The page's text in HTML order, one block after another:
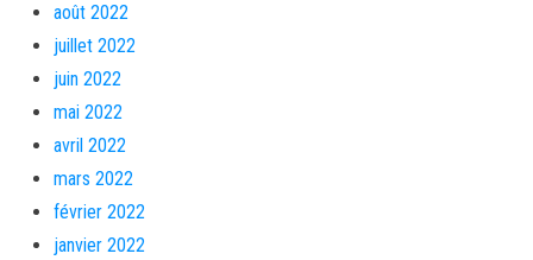
août 2022
juillet 2022
juin 2022
mai 2022
avril 2022
mars 2022
février 2022
janvier 2022